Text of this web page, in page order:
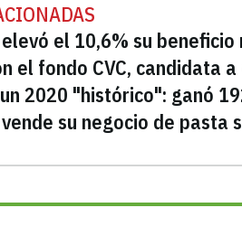
el 10,6% su
el fondo CVC, candidata
2020 "histórico": ganó
su negocio de pasta